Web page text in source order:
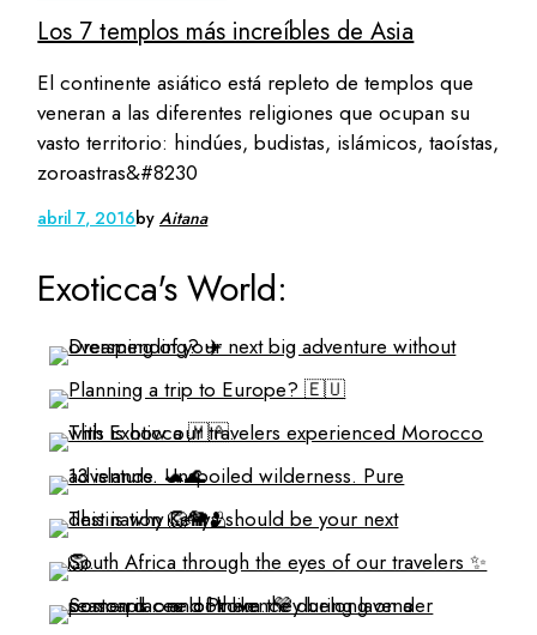
Los 7 templos más increíbles de Asia
El continente asiático está repleto de templos que
veneran a las diferentes religiones que ocupan su
vasto territorio: hindúes, budistas, islámicos, taoístas,
zoroastras&#8230
abril 7, 2016byAitana
Exoticca's World: